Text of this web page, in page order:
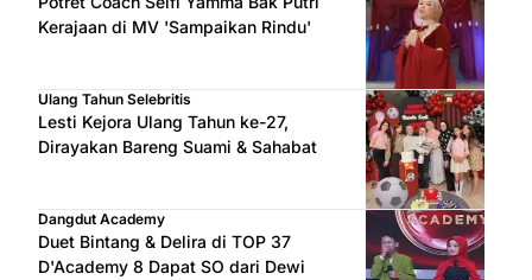
Kerajaan di MV 'Sampaikan Rindu'
Ulang Tahun Selebritis
Lesti Kejora Ulang Tahun ke-27,
Dirayakan Bareng Suami & Sahabat
Dangdut Academy
Duet Bintang & Delira di TOP 37
D'Academy 8 Dapat SO dari Dewi